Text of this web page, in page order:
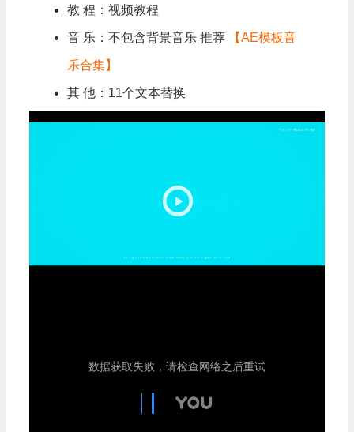
教 程：视频教程
音 乐：不包含背景音乐 推荐 【AE模板音
乐合集】
其 他：11个文本替换
视